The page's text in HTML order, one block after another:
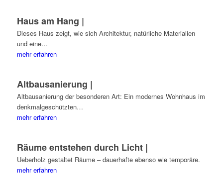
Haus am Hang |
Dieses Haus zeigt, wie sich Architektur, natürliche Materialien
und eine…
mehr erfahren
Altbausanierung |
Altbausanierung der besonderen Art: Ein modernes Wohnhaus im
denkmalgeschützten…
mehr erfahren
Räume entstehen durch Licht |
Ueberholz gestaltet Räume – dauerhafte ebenso wie temporäre.
mehr erfahren